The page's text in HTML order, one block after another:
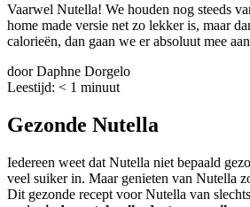
Vaarwel Nutella! We houden nog steeds
home made versie net zo lekker is, maar
calorieën, dan gaan we er absoluut mee
door Daphne Dorgelo
Leestijd: < 1 minuut
Gezonde Nutella
Iedereen weet dat Nutella niet bepaald
veel suiker in. Maar genieten van Nutella
Dit gezonde recept voor Nutella van